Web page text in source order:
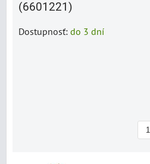
(6601221)
Dostupnosť: do 3 dní